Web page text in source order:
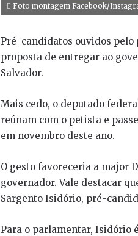
Foto montagem Facebook/
Pré-candidatos ouvidos
proposta de entregar ao
Salvador.
Mais cedo, o deputado
reúnam com o petista e
em novembro deste ano.
O gesto favoreceria a major
governador. Vale destacar
Sargento Isidório, pré-
Para o parlamentar, Isidório